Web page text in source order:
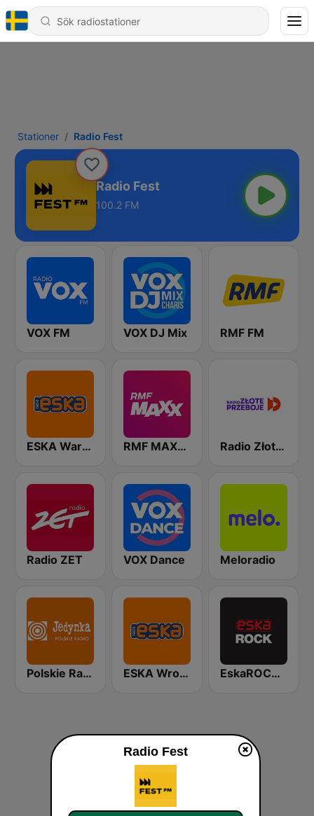
Stationer Radio Fest
Radio Fest
100.2 FM
VOX FM VOX DJ Mix RMF FM
ESKA Warszawa RMF MAXXX Radio Złote Przeboje
Radio ZET VOX Dance Meloradio
Polskie Radio Program I (PR1) Jedynka ESKA Wrocław EskaROCK Warszawa
Radio Fest